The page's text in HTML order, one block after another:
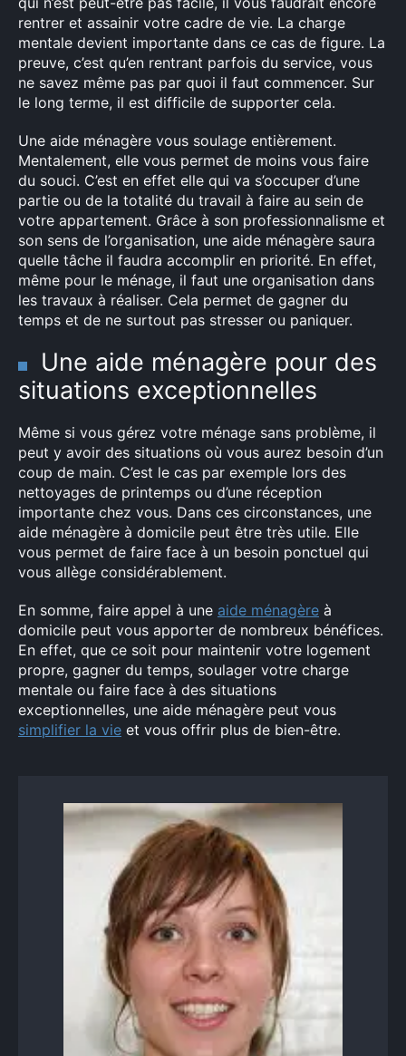
rentrer et assainir votre cadre de vie. La charge
mentale devient importante dans ce cas de figure. La
preuve, c’est qu’en rentrant parfois du service, vous
ne savez même pas par quoi il faut commencer. Sur
le long terme, il est difficile de supporter cela.
Une aide ménagère vous soulage entièrement.
Mentalement, elle vous permet de moins vous faire
du souci. C’est en effet elle qui va s’occuper d’une
partie ou de la totalité du travail à faire au sein de
votre appartement. Grâce à son professionnalisme et
son sens de l’organisation, une aide ménagère saura
quelle tâche il faudra accomplir en priorité. En effet,
même pour le ménage, il faut une organisation dans
les travaux à réaliser. Cela permet de gagner du
temps et de ne surtout pas stresser ou paniquer.
Une aide ménagère pour des
situations exceptionnelles
Même si vous gérez votre ménage sans problème, il
peut y avoir des situations où vous aurez besoin d’un
coup de main. C’est le cas par exemple lors des
nettoyages de printemps ou d’une réception
importante chez vous. Dans ces circonstances, une
aide ménagère à domicile peut être très utile. Elle
vous permet de faire face à un besoin ponctuel qui
vous allège considérablement.
En somme, faire appel à une aide ménagère à
domicile peut vous apporter de nombreux bénéfices.
En effet, que ce soit pour maintenir votre logement
propre, gagner du temps, soulager votre charge
mentale ou faire face à des situations
exceptionnelles, une aide ménagère peut vous
simplifier la vie et vous offrir plus de bien-être.
×
Rechercher